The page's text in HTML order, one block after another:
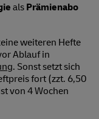
als Prämienabo
weiteren Hefte
Ablauf in
. Sonst setzt sich
fort (zzt. 6,50
von 4 Wochen